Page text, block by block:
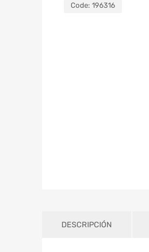
Code: 196316
DESCRIPCIÓN